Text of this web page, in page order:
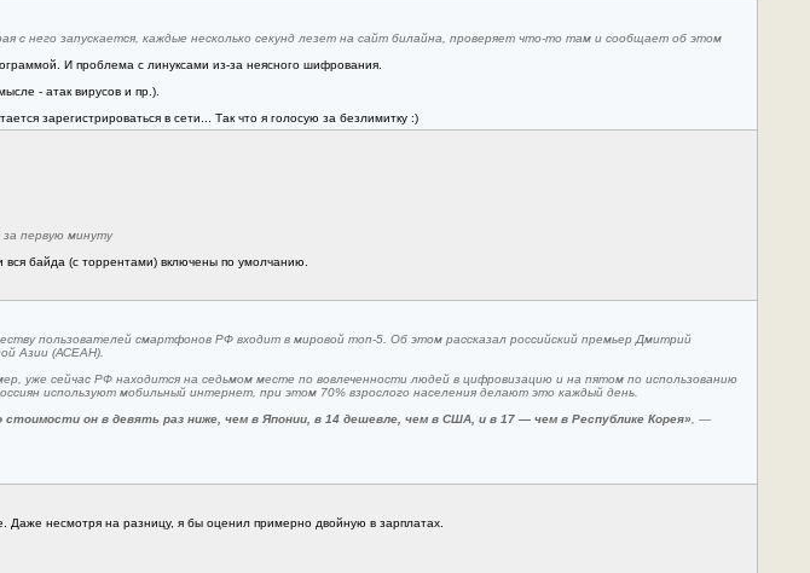
с него запускается, каждые несколько секунд лезет на сайт билайна, проверяет что-то там и сообщает об этом
И проблема с линуксами из-за неясного шифрования.
- атак вирусов и пр.).
зарегистрироваться в сети... Так что я голосую за безлимитку :)
первую минуту
байда (с торрентами) включены по умолчанию.
пользователей смартфонов РФ входит в мировой топ-5. Об этом рассказал российский премьер Дмитрий
Азии (АСЕАН).
уже сейчас РФ находится на седьмом месте по вовлеченности людей в цифровизацию и на пятом по использованию
используют мобильный интернет, при этом 70% взрослого населения делают это каждый день.
он в девять раз ниже, чем в Японии, в 14 дешевле, чем в США, и в 17 — чем в Республике Корея» , —
несмотря на разницу, я бы оценил примерно двойную в зарплатах.